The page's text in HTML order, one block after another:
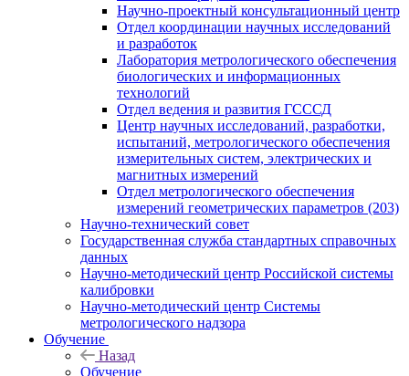
Научно-проектный консультационный центр
Отдел координации научных исследований
и разработок
Лаборатория метрологического обеспечения
биологических и информационных
технологий
Отдел ведения и развития ГСССД
Центр научных исследований, разработки,
испытаний, метрологического обеспечения
измерительных систем, электрических и
магнитных измерений
Отдел метрологического обеспечения
измерений геометрических параметров (203)
Научно-технический совет
Государственная служба стандартных справочных
данных
Научно-методический центр Российской системы
калибровки
Научно-методический центр Системы
метрологического надзора
Обучение
Назад
Обучение